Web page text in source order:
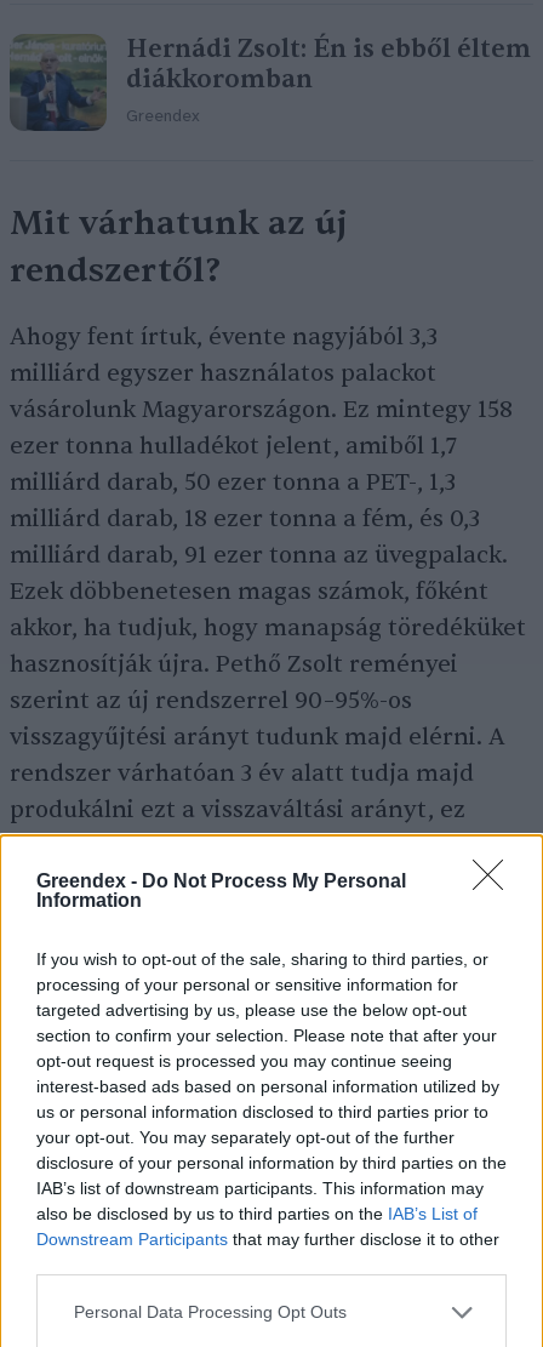
Greendex - Do Not Process My Personal
Information
If you wish to opt-out of the sale, sharing to third parties, or
processing of your personal or sensitive information for
targeted advertising by us, please use the below opt-out
section to confirm your selection. Please note that after your
opt-out request is processed you may continue seeing
interest-based ads based on personal information utilized by
us or personal information disclosed to third parties prior to
your opt-out. You may separately opt-out of the further
disclosure of your personal information by third parties on the
IAB’s list of downstream participants. This information may
also be disclosed by us to third parties on the IAB’s List of
Downstream Participants that may further disclose it to other
Personal Data Processing Opt Outs
Hernádi Zsolt: Én is ebből éltem
diákkoromban
Greendex
Mit várhatunk az új
rendszertől?
Ahogy fent írtuk, évente nagyjából 3,3
milliárd egyszer használatos palackot
vásárolunk Magyarországon. Ez mintegy 158
ezer tonna hulladékot jelent, amiből 1,7
milliárd darab, 50 ezer tonna a PET-, 1,3
milliárd darab, 18 ezer tonna a fém, és 0,3
milliárd darab, 91 ezer tonna az üvegpalack.
Ezek döbbenetesen magas számok, főként
akkor, ha tudjuk, hogy manapság töredéküket
hasznosítják újra. Pethő Zsolt reményei
szerint az új rendszerrel 90–95%-os
visszagyűjtési arányt tudunk majd elérni. A
rendszer várhatóan 3 év alatt tudja majd
produkálni ezt a visszaváltási arányt, ez
pedig valódi mérföldkő lesz a hazai
hulladékgazdálkodásban.
Azt már csak zárójelben tesszük hozzá, hogy a
legjobb az lenne, ha az emberek meg sem
vásárolnák az egyszer használatos
csomagolású italokat, helyette tudatos
fogyasztóként olyan fenntartható
megoldásokat választanának, mint például a
közkutakvagy épp akulacsokhasználata.
Cél, az italos palackok